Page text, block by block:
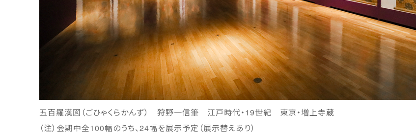
五百羅漢図（ごひゃくらかんず） 狩野一信筆 江戸時代・19世紀 東京・増上寺蔵
（注）会期中全100幅のうち、24幅を展示予定（展示替えあり）